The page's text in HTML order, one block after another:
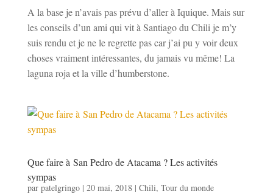
A la base je n’avais pas prévu d’aller à Iquique. Mais sur
les conseils d’un ami qui vit à Santiago du Chili je m’y
suis rendu et je ne le regrette pas car j’ai pu y voir deux
choses vraiment intéressantes, du jamais vu même! La
laguna roja et la ville d’humberstone.
Que faire à San Pedro de Atacama ? Les activités
sympas
par patelgringo| 20 mai, 2018| Chili, Tour du monde